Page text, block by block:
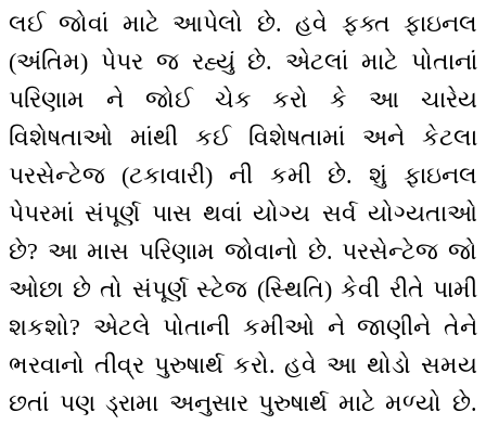
લઈ જોવાં માટે આપેલો છે. હવે ફક્ત ફાઇનલ
(અંતિમ) પેપર જ રહ્યું છે. એટલાં માટે પોતાનાં
પરિણામ ને જોઈ ચેક કરો કે આ ચારેય
વિશેષતાઓ માંથી કઈ વિશેષતામાં અને કેટલા
પરસેન્ટેજ (ટકાવારી) ની કમી છે. શું ફાઇનલ
પેપરમાં સંપૂર્ણ પાસ થવાં યોગ્ય સર્વ યોગ્યતાઓ
છે? આ માસ પરિણામ જોવાનો છે. પરસેન્ટેજ જો
ઓછા છે તો સંપૂર્ણ સ્ટેજ (સ્થિતિ) કેવી રીતે પામી
શકશો? એટલે પોતાની કમીઓ ને જાણીને તેને
ભરવાનો તીવ્ર પુરુષાર્થ કરો. હવે આ થોડો સમય
છતાં પણ ડ્રામા અનુસાર પુરુષાર્થ માટે મળ્યો છે.